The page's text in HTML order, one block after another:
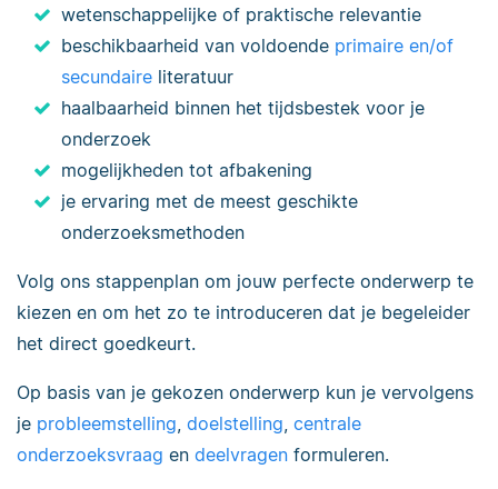
wetenschappelijke of praktische relevantie
beschikbaarheid van voldoende primaire en/of
secundaire literatuur
haalbaarheid binnen het tijdsbestek voor je
onderzoek
mogelijkheden tot afbakening
je ervaring met de meest geschikte
onderzoeksmethoden
Volg ons stappenplan om jouw perfecte onderwerp te
kiezen en om het zo te introduceren dat je begeleider
het direct goedkeurt.
Op basis van je gekozen onderwerp kun je vervolgens
je probleemstelling, doelstelling, centrale
onderzoeksvraag en deelvragen formuleren.